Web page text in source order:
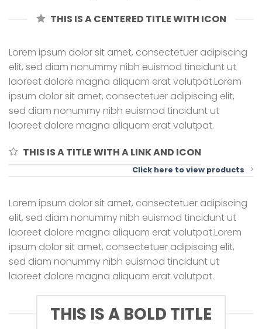
THIS IS A CENTERED TITLE WITH ICON
Lorem ipsum dolor sit amet, consectetuer adipiscing
elit, sed diam nonummy nibh euismod tincidunt ut
laoreet dolore magna aliquam erat volutpat.Lorem
ipsum dolor sit amet, consectetuer adipiscing elit,
sed diam nonummy nibh euismod tincidunt ut
laoreet dolore magna aliquam erat volutpat.
THIS IS A TITLE WITH A LINK AND ICON
Click here to view products
Lorem ipsum dolor sit amet, consectetuer adipiscing
elit, sed diam nonummy nibh euismod tincidunt ut
laoreet dolore magna aliquam erat volutpat.Lorem
ipsum dolor sit amet, consectetuer adipiscing elit,
sed diam nonummy nibh euismod tincidunt ut
laoreet dolore magna aliquam erat volutpat.
THIS IS A BOLD TITLE